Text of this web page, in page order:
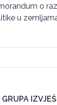
o
u
GRUPA